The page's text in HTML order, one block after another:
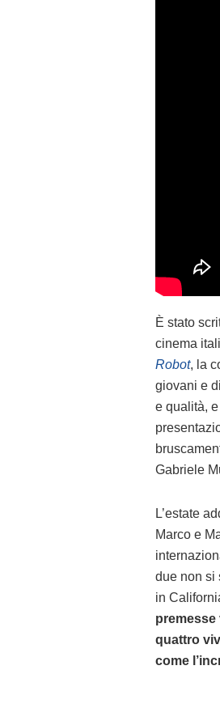
È stato
cinema
Robot, la
giovani e
e qualità,
Gabriele
L’estate
Marco e
due non si
in
premesse
quattro
come